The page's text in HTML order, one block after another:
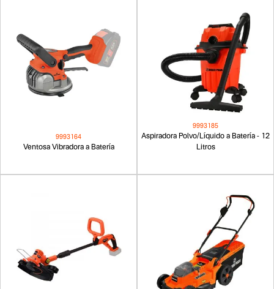
9993164
Ventosa Vibradora a Batería
9993185
Aspiradora Polvo/Líquido a Batería - 12
Litros